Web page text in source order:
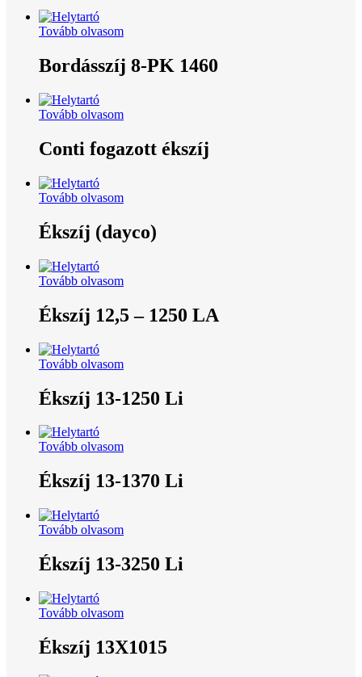
Tovább olvasom
Bordásszíj 8-PK 1460
Tovább olvasom
Conti fogazott ékszíj
Tovább olvasom
Ékszíj (dayco)
Tovább olvasom
Ékszíj 12,5 – 1250 LA
Tovább olvasom
Ékszíj 13-1250 Li
Tovább olvasom
Ékszíj 13-1370 Li
Tovább olvasom
Ékszíj 13-3250 Li
Tovább olvasom
Ékszíj 13X1015